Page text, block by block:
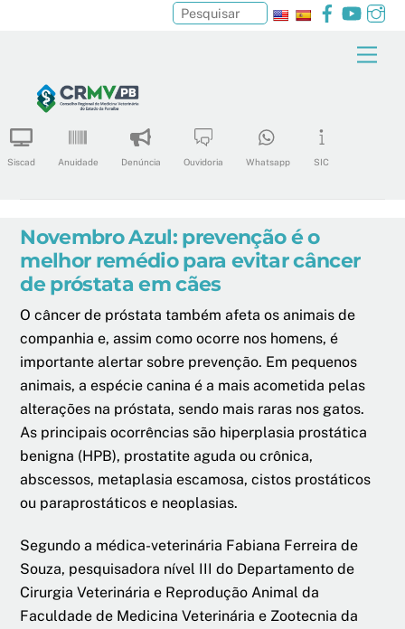
content
Facebook
Siscad Anuidade Denúncia Ouvidoria Whatsapp SIC
Pesquisar
Novembro Azul: prevenção é o
melhor remédio para evitar câncer
de próstata em cães
O câncer de próstata também afeta os animais de
companhia e, assim como ocorre nos homens, é
importante alertar sobre prevenção. Em pequenos
animais, a espécie canina é a mais acometida pelas
alterações na próstata, sendo mais raras nos gatos.
As principais ocorrências são hiperplasia prostática
benigna (HPB), prostatite aguda ou crônica,
abscessos, metaplasia escamosa, cistos prostáticos
ou paraprostáticos e neoplasias.
Segundo a médica-veterinária Fabiana Ferreira de
Souza, pesquisadora nível III do Departamento de
Cirurgia Veterinária e Reprodução Animal da
Faculdade de Medicina Veterinária e Zootecnia da